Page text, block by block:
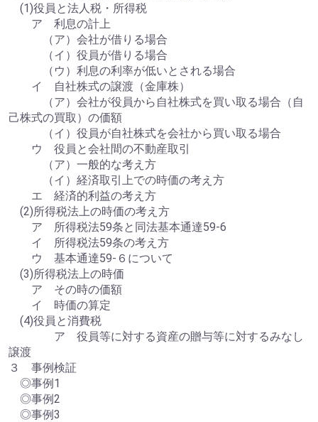
(1)役員と法人税・所得税
ア 利息の計上
（ア）会社が借りる場合
（イ）役員が借りる場合
（ウ）利息の利率が低いとされる場合
イ 自社株式の譲渡（金庫株）
（ア）会社が役員から自社株式を買い取る場合（自
己株式の買取）の価額
（イ）役員が自社株式を会社から買い取る場合
ウ 役員と会社間の不動産取引
（ア）一般的な考え方
（イ）経済取引上での時価の考え方
エ 経済的利益の考え方
(2)所得税法上の時価の考え方
ア 所得税法59条と同法基本通達59-6
イ 所得税法59条の考え方
ウ 基本通達59-６について
(3)所得税法上の時価
ア その時の価額
イ 時価の算定
(4)役員と消費税
ア 役員等に対する資産の贈与等に対するみなし
譲渡
３ 事例検証
◎事例1
◎事例2
◎事例3